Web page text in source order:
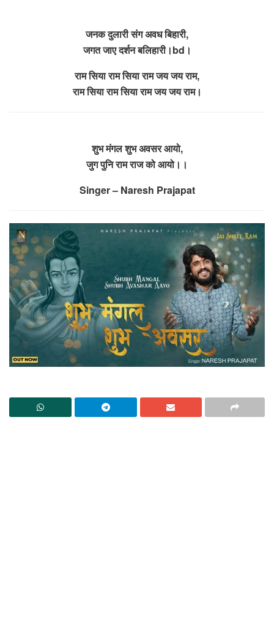
जनक दुलारी संग अवध बिहारी,
जगत जाए दर्शन बलिहारी।bd।
राम सिया राम सिया राम जय जय राम,
राम सिया राम सिया राम जय जय राम।
शुभ मंगल शुभ अवसर आयो,
जुग पुनि राम राज को आयो।।
Singer – Naresh Prajapat